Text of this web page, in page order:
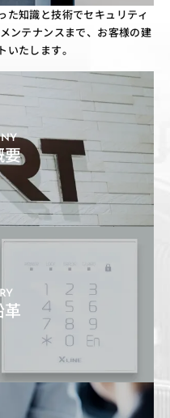
た知識と技術でセキュリティ
ンテナンスまで、お客様の建
たします。
要